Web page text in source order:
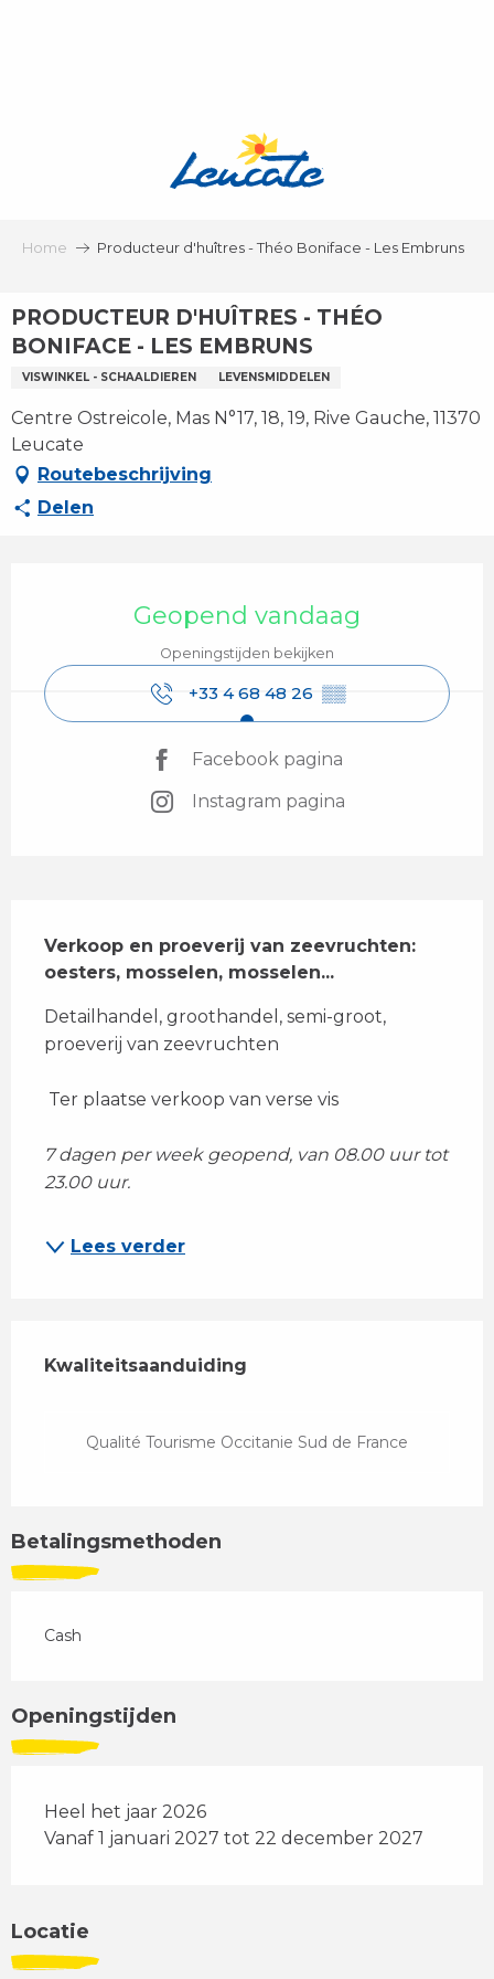
Home Producteur d'huîtres - Théo Boniface - Les Embruns
PRODUCTEUR D'HUÎTRES - THÉO
BONIFACE - LES EMBRUNS
VISWINKEL - SCHAALDIEREN LEVENSMIDDELEN
Centre Ostreicole, Mas N°17, 18, 19, Rive Gauche, 11370
Leucate
Routebeschrijving
Delen
Geopend vandaag
Openingstijden bekijken
+33 4 68 48 26 ▒▒
Facebook pagina
Instagram pagina
Verkoop en proeverij van zeevruchten:
oesters, mosselen, mosselen...
Detailhandel, groothandel, semi-groot,
proeverij van zeevruchten
Ter plaatse verkoop van verse vis
7 dagen per week geopend, van 08.00 uur tot
23.00 uur.
Lees verder
Kwaliteitsaanduiding
Kwaliteitsaanduiding
Qualité Tourisme Occitanie Sud de France
Betalingsmethoden
Cash
Openingstijden
Heel het jaar 2026
Vanaf 1 januari 2027 tot 22 december 2027
Locatie